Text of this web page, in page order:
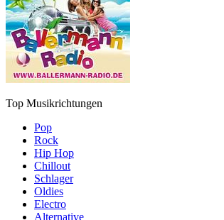
Top Musikrichtungen
Pop
Rock
Hip Hop
Chillout
Schlager
Oldies
Electro
Alternative